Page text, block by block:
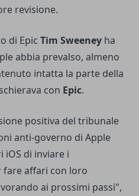
revisione.
di Epic Tim Sweeney ha
abbia prevalso, almeno
intatta la parte della
con Epic.
positiva del tribunale
anti-governo di Apple
iOS di inviare i
fare affari con loro
ai prossimi passi",